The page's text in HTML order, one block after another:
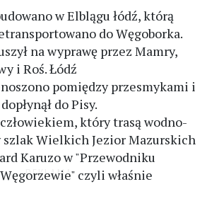
w Elblągu łódź, którą
do Węgoborka.
na wyprawę przez Mamry,
i Roś. Łódź
pomiędzy przesmykami i
do Pisy.
który trasą wodno-
szlak Wielkich Jezior Mazurskich
Karuzo w "Przewodniku
czyli właśnie